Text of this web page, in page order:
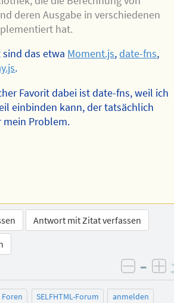
deren Ausgabe in verschiedenen
hat.
sind das etwa Moment.js,date-fns,
.
Favorit dabei ist date-fns, weil ich
einbinden kann, der tatsächlich
mein Problem.
Antwort mit Zitat verfassen
–
SELFHTML-Forum
anmelden